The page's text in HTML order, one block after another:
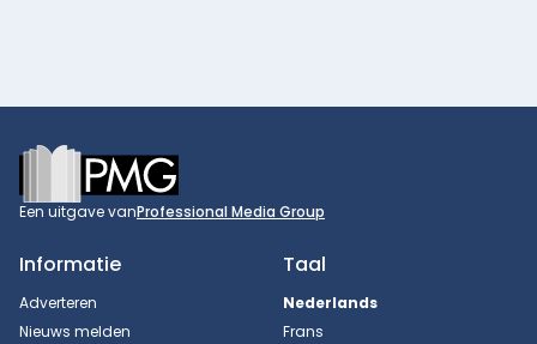
Footer
Een uitgave vanProfessional Media Group
Informatie
Adverteren
Nieuws melden
Taal
Nederlands
Frans